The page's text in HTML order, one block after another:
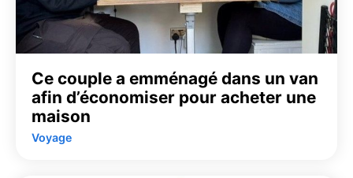
Ce couple a emménagé dans un van
afin d’économiser pour acheter une
maison
Voyage